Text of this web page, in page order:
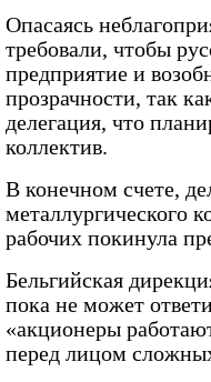
Опасаясь
требовали, чтобы
предприятие и
прозрачности, так
делегация, что
коллектив.
В конечном счете,
металлургического
рабочих покинула
Бельгийская
пока не может
«акционеры
перед лицом